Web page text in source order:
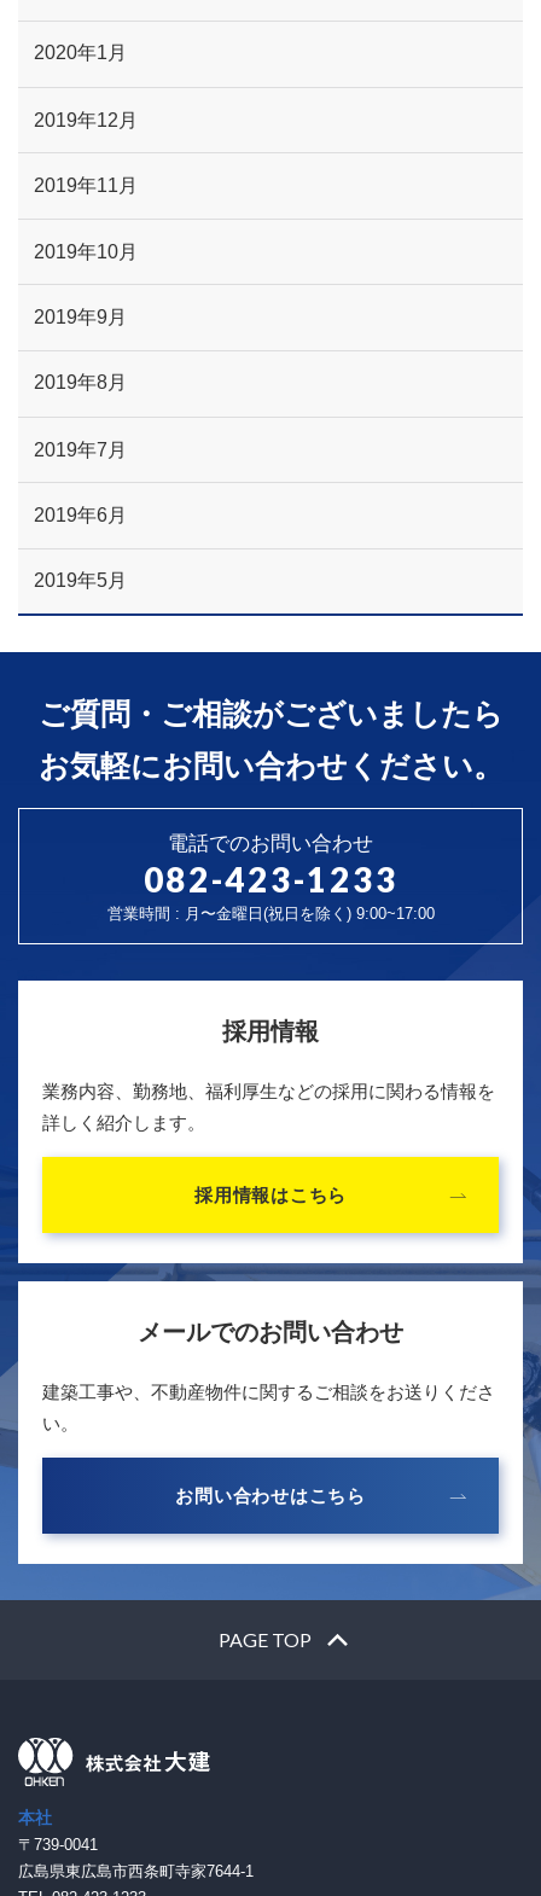
2020年1月
2019年12月
2019年11月
2019年10月
2019年9月
2019年8月
2019年7月
2019年6月
2019年5月
ご質問・ご相談がございましたら
お気軽にお問い合わせください。
電話でのお問い合わせ
082-423-1233
営業時間 : 月〜金曜日(祝日を除く) 9:00~17:00
採用情報
業務内容、勤務地、福利厚生などの採用に関わる情報を
詳しく紹介します。
採用情報はこちら
メールでのお問い合わせ
建築工事や、不動産物件に関するご相談をお送りくださ
い。
お問い合わせはこちら
PAGE TOP
本社
〒739-0041
広島県東広島市西条町寺家7644-1